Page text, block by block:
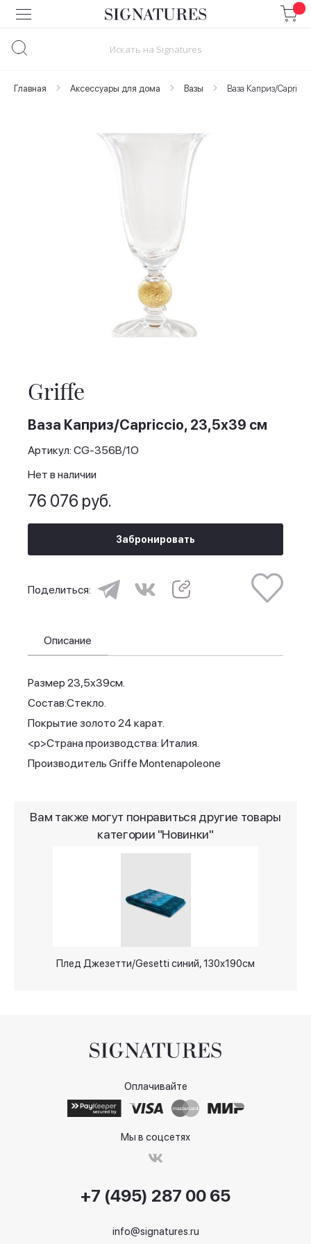
Skip
to
Главная Аксессуары для дома Вазы Ваза Каприз/
beginning
of
the
images
gallery
Griffe
Ваза Каприз/Capriccio, 23,5х39 см
Артикул: CG-356B/1O
Нет в наличии
76 076 руб.
Забронировать
Поделиться:
Описание
Размер 23,5х39см.
Состав:Стекло.
Покрытие золото 24 карат.
<р>Страна производства: Италия.
Производитель Griffe Montenapoleone
Вам также могут понравиться другие товары
категории "Новинки"
Плед Джезетти/Gesetti синий, 130x190см
Оплачивайте
Мы в соцсетях
+7 (495) 287 00 65
info@signatures.ru